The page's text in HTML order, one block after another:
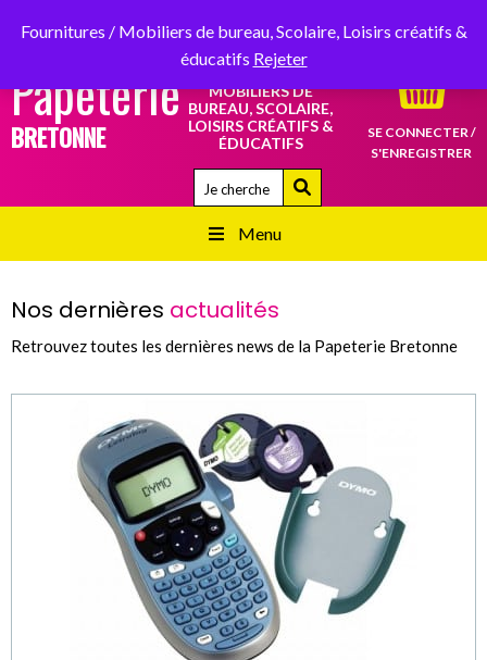
Papeterie
BRETONNE
FOURNITURES /
MOBILIERS DE
BUREAU, SCOLAIRE,
LOISIRS CRÉATIFS &
ÉDUCATIFS
SE CONNECTER /
S'ENREGISTRER
Menu
Nos dernières actualités
Retrouvez toutes les dernières news de la Papeterie Bretonne
Fournitures / Mobiliers de bureau, Scolaire, Loisirs créatifs &
éducatifs Rejeter